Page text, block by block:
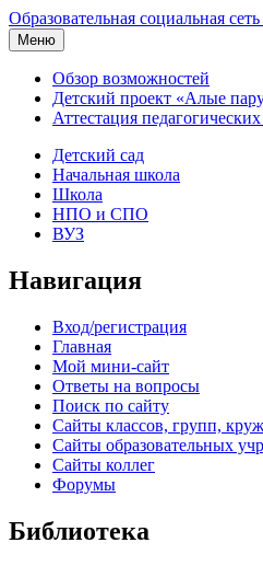
Образовательная социальная сеть
Меню
Обзор возможностей
Детский проект «Алые
Аттестация
Детский сад
Начальная школа
Школа
НПО и СПО
ВУЗ
Навигация
Вход/регистрация
Главная
Мой мини-сайт
Ответы на вопросы
Поиск по сайту
Сайты классов, групп,
Сайты образовательных
Сайты коллег
Форумы
Библиотека